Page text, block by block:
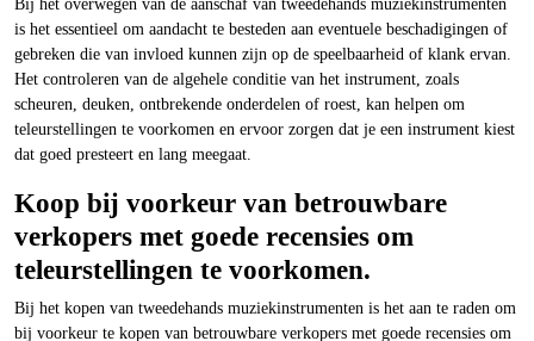
Bij het overwegen van de aanschaf van tweedehands muziekinstrumenten
is het essentieel om aandacht te besteden aan eventuele beschadigingen of
gebreken die van invloed kunnen zijn op de speelbaarheid of klank ervan.
Het controleren van de algehele conditie van het instrument, zoals
scheuren, deuken, ontbrekende onderdelen of roest, kan helpen om
teleurstellingen te voorkomen en ervoor zorgen dat je een instrument kiest
dat goed presteert en lang meegaat.
Koop bij voorkeur van betrouwbare
verkopers met goede recensies om
teleurstellingen te voorkomen.
Bij het kopen van tweedehands muziekinstrumenten is het aan te raden om
bij voorkeur te kopen van betrouwbare verkopers met goede recensies om